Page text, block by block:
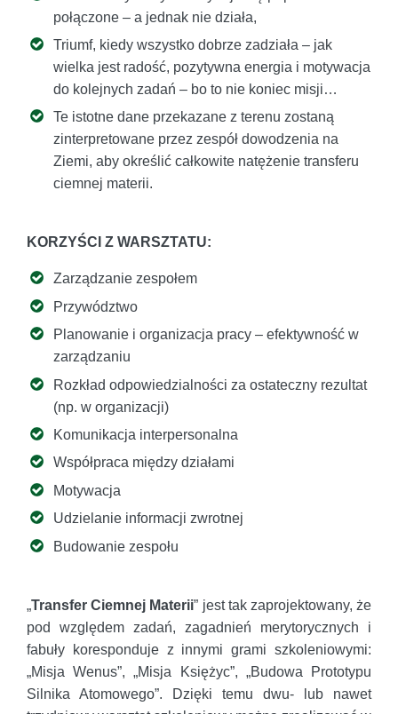
połączone – a jednak nie działa,
Triumf, kiedy wszystko dobrze zadziała – jak
wielka jest radość, pozytywna energia i motywacja
do kolejnych zadań – bo to nie koniec misji…
Te istotne dane przekazane z terenu zostaną
zinterpretowane przez zespół dowodzenia na
Ziemi, aby określić całkowite natężenie transferu
ciemnej materii.
KORZYŚCI Z WARSZTATU:
Zarządzanie zespołem
Przywództwo
Planowanie i organizacja pracy – efektywność w
zarządzaniu
Rozkład odpowiedzialności za ostateczny rezultat
(np. w organizacji)
Komunikacja interpersonalna
Współpraca między działami
Motywacja
Udzielanie informacji zwrotnej
Budowanie zespołu
„Transfer Ciemnej Materii” jest tak zaprojektowany, że
pod względem zadań, zagadnień merytorycznych i
fabuły koresponduje z innymi grami szkoleniowymi:
„Misja Wenus”, „Misja Księżyc”, „Budowa Prototypu
Silnika Atomowego”. Dzięki temu dwu- lub nawet